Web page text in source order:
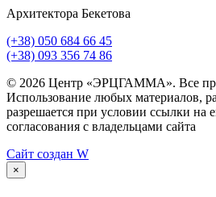
Архитектора Бекетова
(+38) 050 684 66 45
(+38) 093 356 74 86
© 2026 Центр «ЭРЦГАММА». Все
Использование любых материалов,
разрешается при условии ссылки на
согласования с владельцами сайта
Сайт создан W
×